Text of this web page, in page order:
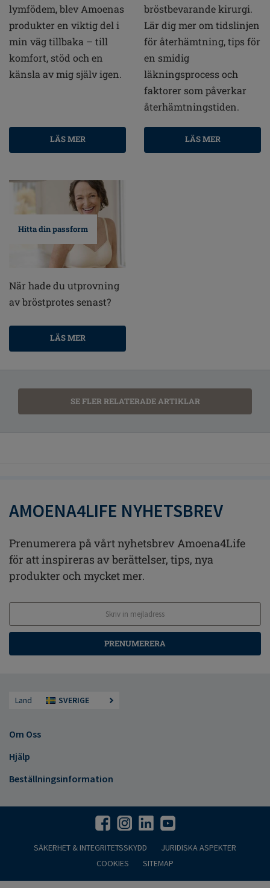
lymfödem, blev Amoenas
produkter en viktig del i
min väg tillbaka – till
komfort, stöd och en
känsla av mig själv igen.
LÄS MER
bröstbevarande kirurgi.
Lär dig mer om tidslinjen
för återhämtning, tips för
en smidig
läkningsprocess och
faktorer som påverkar
återhämtningstiden.
LÄS MER
Hitta din passform
När hade du utprovning
av bröstprotes senast?
LÄS MER
SE FLER RELATERADE ARTIKLAR
AMOENA4LIFE NYHETSBREV
Prenumerera på vårt nyhetsbrev Amoena4Life
för att inspireras av berättelser, tips, nya
produkter och mycket mer.
PRENUMERERA
Land SVERIGE
Om Oss
Hjälp
Beställningsinformation
SÄKERHET & INTEGRITETSSKYDD
JURIDISKA ASPEKTER
COOKIES
SITEMAP